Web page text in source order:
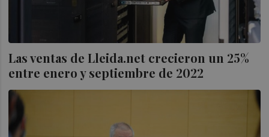
Las ventas de Lleida.net crecieron un 25%
entre enero y septiembre de 2022